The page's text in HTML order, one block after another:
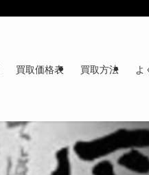
買取価格表 買取方法 よ